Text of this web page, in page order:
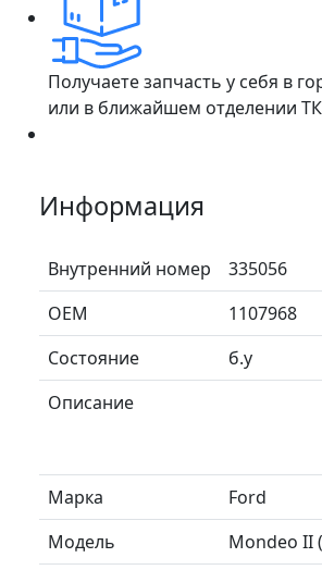
Получаете запчасть у себя в
или в ближайшем отделении ТК
Информация
Внутренний номер
335056
ОЕМ
1107968
Состояние
б.у
Описание
Марка
Ford
Модель
Mondeo II